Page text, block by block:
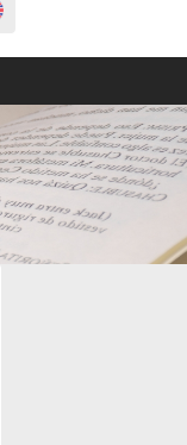
Engelska